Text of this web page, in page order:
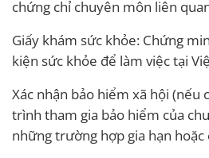
chứng chỉ chuyên môn liên
Giấy khám sức khỏe: Chứng
kiện sức khỏe để làm việc tại
Xác nhận bảo hiểm xã hội (nếu
trình tham gia bảo hiểm của
những trường hợp gia hạn hoặc